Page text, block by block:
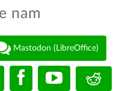
nam
Mastodon (LibreOffice)